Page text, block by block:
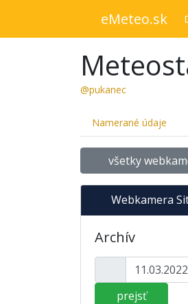
eMeteo.sk
@pukanec
Namerané údaje
všetky
Webkamera
Archív
prejsť